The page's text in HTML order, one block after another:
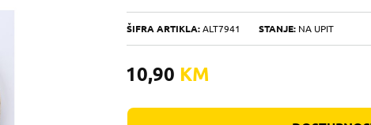
ŠIFRA ARTIKLA: ALT7941 STANJE: NA UPIT
10,90 KM